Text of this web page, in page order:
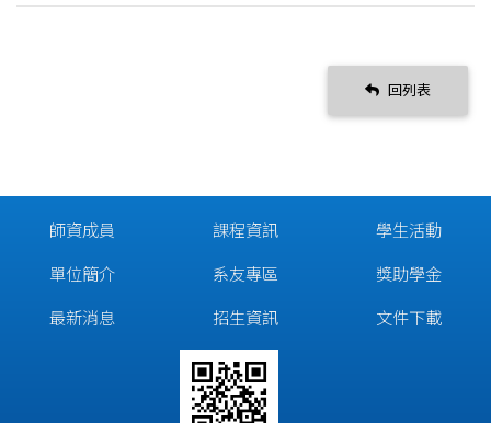
回列表
師資成員
單位簡介
最新消息
課程資訊
系友專區
招生資訊
學生活動
獎助學金
文件下載